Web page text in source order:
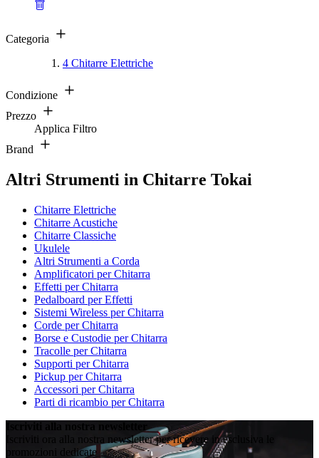
Categoria
4 Chitarre Elettriche
Condizione
Prezzo
Applica Filtro
Brand
Altri Strumenti in Chitarre Tokai
Chitarre Elettriche
Chitarre Acustiche
Chitarre Classiche
Ukulele
Altri Strumenti a Corda
Amplificatori per Chitarra
Effetti per Chitarra
Pedalboard per Effetti
Sistemi Wireless per Chitarra
Corde per Chitarra
Borse e Custodie per Chitarra
Tracolle per Chitarra
Supporti per Chitarra
Pickup per Chitarra
Accessori per Chitarra
Parti di ricambio per Chitarra
Iscriviti alla nostra newsletter
Iscriviti ora alla nostra newsletter per ricevere in esclusiva le
promozioni dedicate